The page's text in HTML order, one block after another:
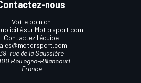
nous
Votre opinion
sur Motorsport.com
Contactez l'équipe
39, rue de la Saussière
Boulogne-Billancourt
France